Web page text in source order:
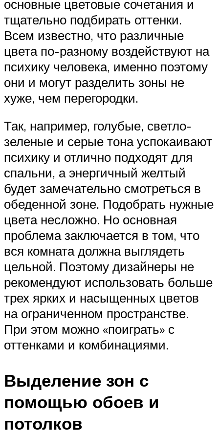
основные цветовые сочетания и
тщательно подбирать оттенки.
Всем известно, что различные
цвета по-разному воздействуют на
психику человека, именно поэтому
они и могут разделить зоны не
хуже, чем перегородки.
Так, например, голубые, светло-
зеленые и серые тона успокаивают
психику и отлично подходят для
спальни, а энергичный желтый
будет замечательно смотреться в
обеденной зоне. Подобрать нужные
цвета несложно. Но основная
проблема заключается в том, что
вся комната должна выглядеть
цельной. Поэтому дизайнеры не
рекомендуют использовать больше
трех ярких и насыщенных цветов
на ограниченном пространстве.
При этом можно «поиграть» с
оттенками и комбинациями.
Выделение зон с
помощью обоев и
потолков